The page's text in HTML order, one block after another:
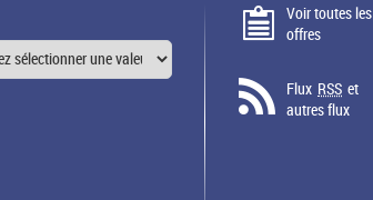
Voir toutes les
offres
Flux RSS et
autres flux